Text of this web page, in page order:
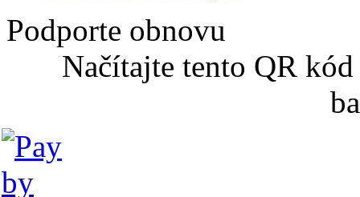
Podporte obnovu
Načítajte tento QR